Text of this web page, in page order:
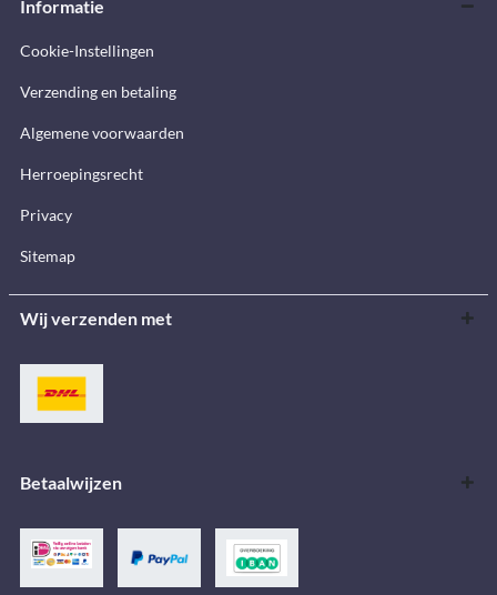
Informatie
Cookie-Instellingen
Verzending en betaling
Algemene voorwaarden
Herroepingsrecht
Privacy
Sitemap
Wij verzenden met
Betaalwijzen